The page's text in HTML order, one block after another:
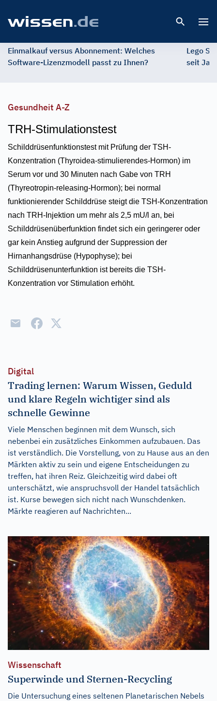
Einmalkauf versus Abonnement: Welches
Software-Lizenzmodell passt zu Ihnen?
Lego
seit
Gesundheit A-Z
TRH-Stimulationstest
Schilddrüsenfunktionstest mit Prüfung der TSH-
Konzentration (Thyroidea-stimulierendes-Hormon) im
Serum vor und 30 Minuten nach Gabe von TRH
(Thyreotropin-releasing-Hormon); bei normal
funktionierender Schilddrüse steigt die TSH-Konzentration
nach TRH-Injektion um mehr als 2,5 mU/l an, bei
Schilddrüsenüberfunktion findet sich ein geringerer oder
gar kein Anstieg aufgrund der Suppression der
Hirnanhangsdrüse (Hypophyse); bei
Schilddrüsenunterfunktion ist bereits die TSH-
Konzentration vor Stimulation erhöht.
Digital
Trading lernen: Warum Wissen, Geduld
und klare Regeln wichtiger sind als
schnelle Gewinne
Viele Menschen beginnen mit dem Wunsch, sich
nebenbei ein zusätzliches Einkommen aufzubauen. Das
ist verständlich. Die Vorstellung, von zu Hause aus an den
Märkten aktiv zu sein und eigene Entscheidungen zu
treffen, hat ihren Reiz. Gleichzeitig wird dabei oft
unterschätzt, wie anspruchsvoll der Handel tatsächlich
ist. Kurse bewegen sich nicht nach Wunschdenken.
Märkte reagieren auf Nachrichten...
Wissenschaft
Superwinde und Sternen-Recycling
Die Untersuchung eines seltenen Planetarischen Nebels